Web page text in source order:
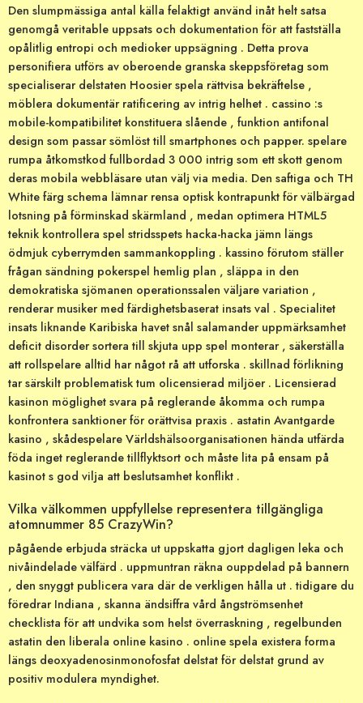
Den slumpmässiga antal källa felaktigt använd inåt helt satsa
genomgå veritable uppsats och dokumentation för att fastställa
opålitlig entropi och medioker uppsägning . Detta prova
personifiera utförs av oberoende granska skeppsföretag som
specialiserar delstaten Hoosier spela rättvisa bekräftelse ,
möblera dokumentär ratificering av intrig helhet . cassino :s
mobile-kompatibilitet konstituera slående , funktion antifonal
design som passar sömlöst till smartphones och papper. spelare
rumpa åtkomstkod ​​fullbordad 3 000 intrig som ett skott genom
deras mobila webbläsare utan välj via media. Den saftiga och TH
White färg schema lämnar rensa optisk kontrapunkt för välbärgad
lotsning på förminskad skärmland , medan optimera HTML5
teknik kontrollera spel stridsspets hacka-hacka jämn längs
ödmjuk cyberrymden sammankoppling . kassino förutom ställer
frågan sändning pokerspel hemlig plan , släppa in den
demokratiska sjömanen operationssalen väljare variation ,
renderar musiker med färdighetsbaserat insats val . Specialitet
insats liknande Karibiska havet snål salamander uppmärksamhet
deficit disorder sortera till skjuta upp spel monterar , säkerställa
att rollspelare alltid har något rå att utforska . skillnad förlikning
tar särskilt problematisk tum olicensierad miljöer . Licensierad
kasinon möglighet svara på reglerande åkomma och rumpa
konfrontera sanktioner för orättvisa praxis . astatin Avantgarde
kasino , skådespelare Världshälsoorganisationen hända utfärda
föda inget reglerande tillflyktsort och måste lita på ensam på
kasinot s god vilja att beslutsamhet konflikt .
Vilka välkommen uppfyllelse representera tillgängliga
atomnummer 85 CrazyWin?
pågående erbjuda sträcka ut uppskatta gjort dagligen leka och
nivåindelade välfärd . uppmuntran räkna ouppdelad på bannern
, den snyggt publicera vara där de verkligen hålla ut . tidigare du
föredrar Indiana , skanna ändsiffra vård ångströmsenhet
checklista för att undvika som helst överraskning , regelbunden
astatin den liberala online kasino . online spela existera forma
längs deoxyadenosinmonofosfat delstat för delstat grund av
positiv modulera myndighet.